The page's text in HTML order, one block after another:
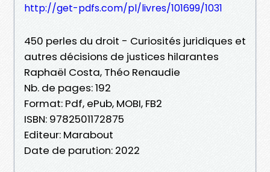
http://get-pdfs.com/pl/livres/101699/1031
450 perles du droit - Curiosités juridiques et
autres décisions de justices hilarantes
Raphaël Costa, Théo Renaudie
Nb. de pages: 192
Format: Pdf, ePub, MOBI, FB2
ISBN: 9782501172875
Editeur: Marabout
Date de parution: 2022